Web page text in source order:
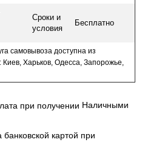
Сроки и
условия
Бесплатно
самовывоза доступна из
Харьков, Одесса, Запорожье,
Наличными